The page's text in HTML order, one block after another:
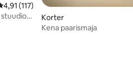
hinnang 4,91/5, 117 hinnangut
4,91 (117)
Korter
Kena paarismaja